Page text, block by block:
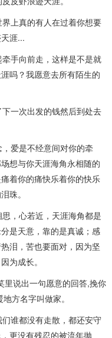
上真的有人在过着你想要
涯...​
手向前走，这样是不是就
吗？我愿意去所有陌生的
一次出发的钱然后到处去
爱是不经意间对你的牵
想与你天涯海角永相随的
着你的痛快乐着你的快乐
珠。
，心若近，天涯海角都是
是天意，靠的是真诚；感
泪，苦也要面对，因为坚
为成长。
里说出一句愿意的回答,挽你
方名字叫做家。
谁都没有走散，都还安守
更没有残忍的被流年抛